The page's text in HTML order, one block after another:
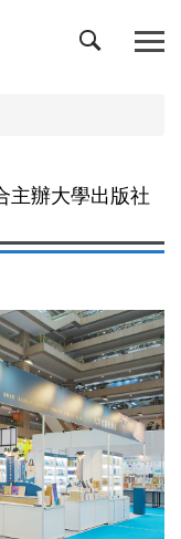
主辦大學出版社